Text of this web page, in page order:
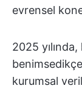
evrensel
2025
kurumsal